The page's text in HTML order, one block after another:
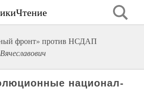
фронт» против НСДАП
национал-